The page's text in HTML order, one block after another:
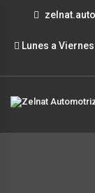
Lunes a